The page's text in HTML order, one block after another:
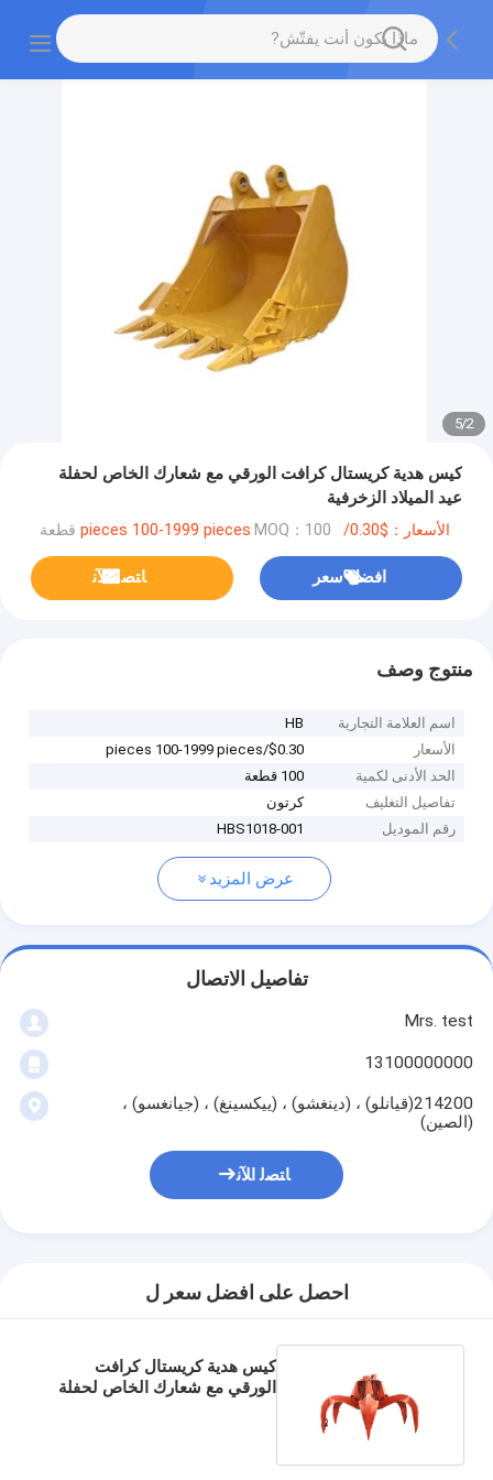
2
/
5
كيس هدية كريستال كرافت الورقي مع شعارك الخاص لحفلة
عيد الميلاد الزخرفية
الأسعار：$0.30/pieces 100-1999 pieces MOQ：100 قطعة
افضل سعر ﺎﺘﺼﻟ ﺍﻶﻧ
منتوج وصف
اسم العلامة التجارية
HB
الأسعار
$0.30/pieces 100-1999 pieces
الحد الأدنى لكمية
100 قطعة
تفاصيل التغليف
كرتون
رقم الموديل
HBS1018-001
عرض المزيد
تفاصيل الاتصال
Mrs. test
13100000000
214200(قيانلو) ، (دينغشو) ، (ييكسينغ) ، (جيانغسو) ،
(الصين)
ﺎﺘﺼﻟ ﺍﻶﻧ
احصل على افضل سعر ل
كيس هدية كريستال كرافت
الورقي مع شعارك الخاص لحفلة